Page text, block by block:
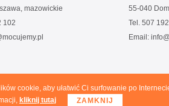
mazowickie
102
55-040
Tel. 507
Email:
Mocujemy.pl. All rights reserved.
cookie, aby ułatwić Ci surfowanie po
kliknij tutaj ZAMKNIJ